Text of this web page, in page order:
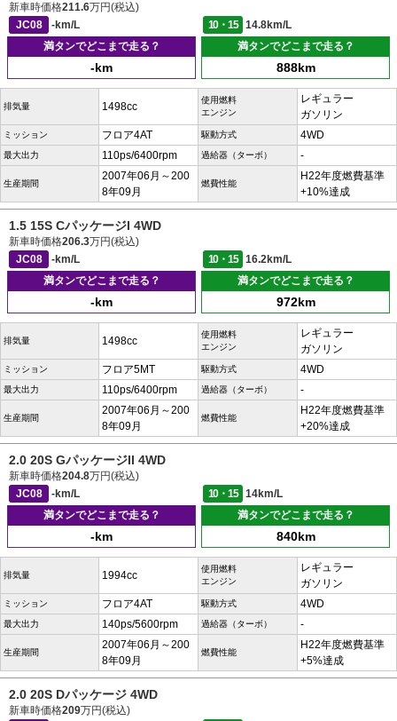
新車時価格211.6万円(税込)
JC08
-km/L 10・15
14.8km/L
満タンでどこまで走る？
-km
満タンでどこまで走る？
888km
排気量 1498cc
使用燃料
エンジン
レギュラー
ガソリン
ミッション フロア4AT 駆動方式 4WD
最大出力 110ps/6400rpm 過給器（ターボ） -
生産期間
2007年06月～200
8年09月
燃費性能
H22年度燃費基準
+10%達成
1.5 15S CパッケージI 4WD
新車時価格206.3万円(税込)
JC08
-km/L 10・15
16.2km/L
満タンでどこまで走る？
-km
満タンでどこまで走る？
972km
排気量 1498cc
使用燃料
エンジン
レギュラー
ガソリン
ミッション フロア5MT 駆動方式 4WD
最大出力 110ps/6400rpm 過給器（ターボ） -
生産期間
2007年06月～200
8年09月
燃費性能
H22年度燃費基準
+20%達成
2.0 20S GパッケージII 4WD
新車時価格204.8万円(税込)
JC08
-km/L 10・15
14km/L
満タンでどこまで走る？
-km
満タンでどこまで走る？
840km
排気量 1994cc
使用燃料
エンジン
レギュラー
ガソリン
ミッション フロア4AT 駆動方式 4WD
最大出力 140ps/5600rpm 過給器（ターボ） -
生産期間
2007年06月～200
8年09月
燃費性能
H22年度燃費基準
+5%達成
2.0 20S Dパッケージ 4WD
新車時価格209万円(税込)